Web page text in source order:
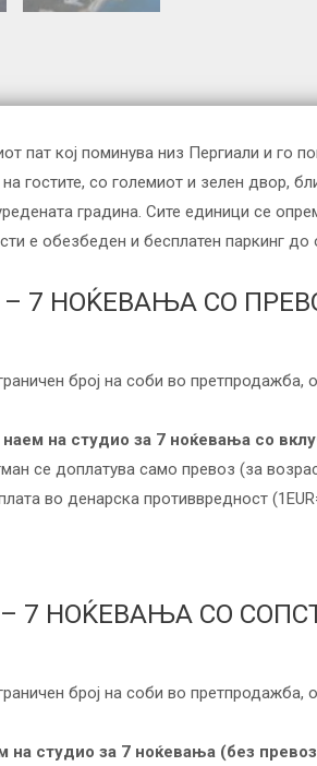
пат кој поминува низ Пергиали и го
гостите, со големиот и зелен двор,
градина. Сите единици се
е обезбеден и бесплатен паркинг до
7 НОЌЕВАЊА СО
број на соби во
на студио за 7 ноќевања со
се доплатува само превоз (за
во денарска противвредност
7 НОЌЕВАЊА СО
број на соби во
на студио за 7 ноќевања (без